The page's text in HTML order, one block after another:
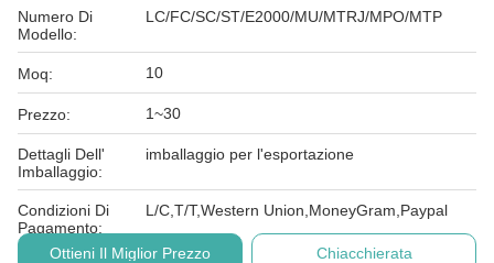
Numero Di
Modello:
LC/FC/SC/ST/E2000/MU/MTRJ/MPO/MTP
Moq: 10
Prezzo: 1~30
Dettagli Dell'
Imballaggio:
imballaggio per l'esportazione
Condizioni Di
Pagamento:
L/C,T/T,Western Union,MoneyGram,Paypal
Ottieni Il Miglior Prezzo Chiacchierata